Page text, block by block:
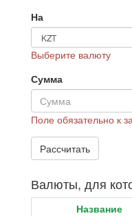
На
Выберите валюту
Сумма
Поле обязательно к
Валюты, для
Название